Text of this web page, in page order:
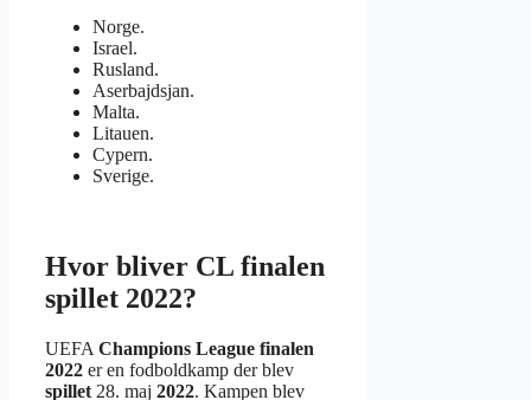
Norge.
Israel.
Rusland.
Aserbajdsjan.
Malta.
Litauen.
Cypern.
Sverige.
Hvor bliver CL finalen
spillet 2022?
UEFA Champions League finalen
2022 er en fodboldkamp der blev
spillet 28. maj 2022. Kampen blev